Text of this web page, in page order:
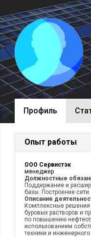
Профиль
Опыт работы
ООО Сервистэк
менеджер
Должностные
Поддержание и
базы. Построение сети.
Описание
Комплексные
буровых растворов и
по повышению
использованием
техники и